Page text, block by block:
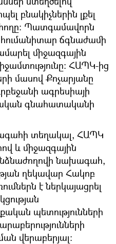
բնակիչներին լքել
հողը: Պատգամավորն
ճգնաժամի
միջազգային
ՀԱՊԿ-ից
մասով Քոչարյանը
ագրեսիայի
գնահատականի
տեղակալ, ՀԱՊԿ
և միջազգային
նախագահ,
ղեկավար Հակոբ
է ներկայացրել
պետությունների
վերաբերյալ: